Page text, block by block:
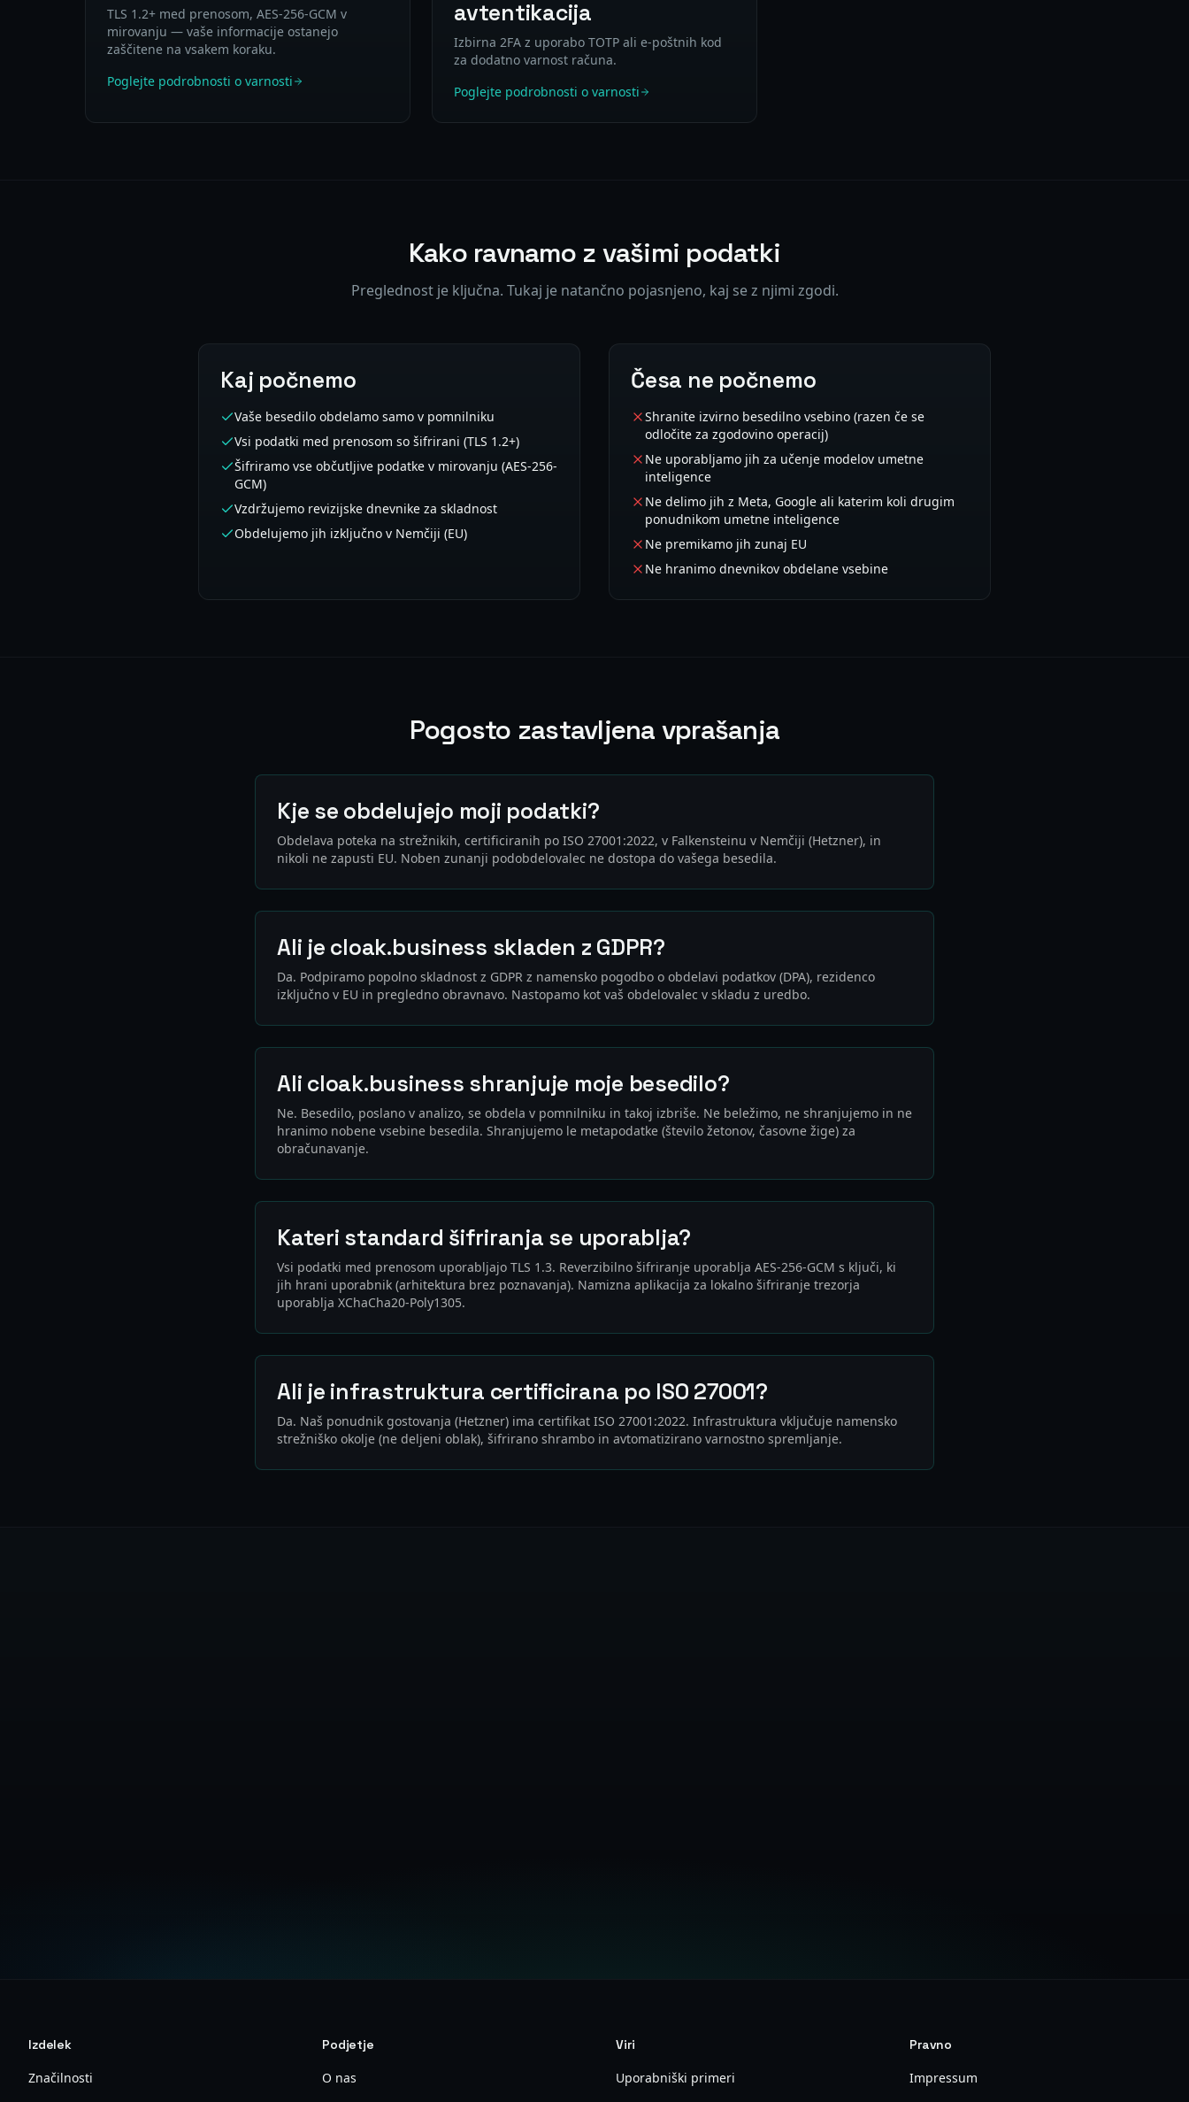
TLS 1.2+ med prenosom, AES-256-GCM v
mirovanju — vaše informacije ostanejo
zaščitene na vsakem koraku.
Poglejte podrobnosti o varnosti
avtentikacija
Izbirna 2FA z uporabo TOTP ali e-poštnih kod
za dodatno varnost računa.
Poglejte podrobnosti o varnosti
Kako ravnamo z vašimi podatki
Preglednost je ključna. Tukaj je natančno pojasnjeno, kaj se z njimi zgodi.
Kaj počnemo
Vaše besedilo obdelamo samo v pomnilniku
Vsi podatki med prenosom so šifrirani (TLS 1.2+)
Šifriramo vse občutljive podatke v mirovanju (AES-256-
GCM)
Vzdržujemo revizijske dnevnike za skladnost
Obdelujemo jih izključno v Nemčiji (EU)
Česa ne počnemo
Shranite izvirno besedilno vsebino (razen če se
odločite za zgodovino operacij)
Ne uporabljamo jih za učenje modelov umetne
inteligence
Ne delimo jih z Meta, Google ali katerim koli drugim
ponudnikom umetne inteligence
Ne premikamo jih zunaj EU
Ne hranimo dnevnikov obdelane vsebine
Pogosto zastavljena vprašanja
Kje se obdelujejo moji podatki?
Obdelava poteka na strežnikih, certificiranih po ISO 27001:2022, v Falkensteinu v Nemčiji (Hetzner), in
nikoli ne zapusti EU. Noben zunanji podobdelovalec ne dostopa do vašega besedila.
Ali je cloak.business skladen z GDPR?
Da. Podpiramo popolno skladnost z GDPR z namensko pogodbo o obdelavi podatkov (DPA), rezidenco
izključno v EU in pregledno obravnavo. Nastopamo kot vaš obdelovalec v skladu z uredbo.
Ali cloak.business shranjuje moje besedilo?
Ne. Besedilo, poslano v analizo, se obdela v pomnilniku in takoj izbriše. Ne beležimo, ne shranjujemo in ne
hranimo nobene vsebine besedila. Shranjujemo le metapodatke (število žetonov, časovne žige) za
obračunavanje.
Kateri standard šifriranja se uporablja?
Vsi podatki med prenosom uporabljajo TLS 1.3. Reverzibilno šifriranje uporablja AES-256-GCM s ključi, ki
jih hrani uporabnik (arhitektura brez poznavanja). Namizna aplikacija za lokalno šifriranje trezorja
uporablja XChaCha20-Poly1305.
Ali je infrastruktura certificirana po ISO 27001?
Da. Naš ponudnik gostovanja (Hetzner) ima certifikat ISO 27001:2022. Infrastruktura vključuje namensko
strežniško okolje (ne deljeni oblak), šifrirano shrambo in avtomatizirano varnostno spremljanje.
Izdelek
Značilnosti
Podjetje
O nas
Viri
Uporabniški primeri
Pravno
Impressum